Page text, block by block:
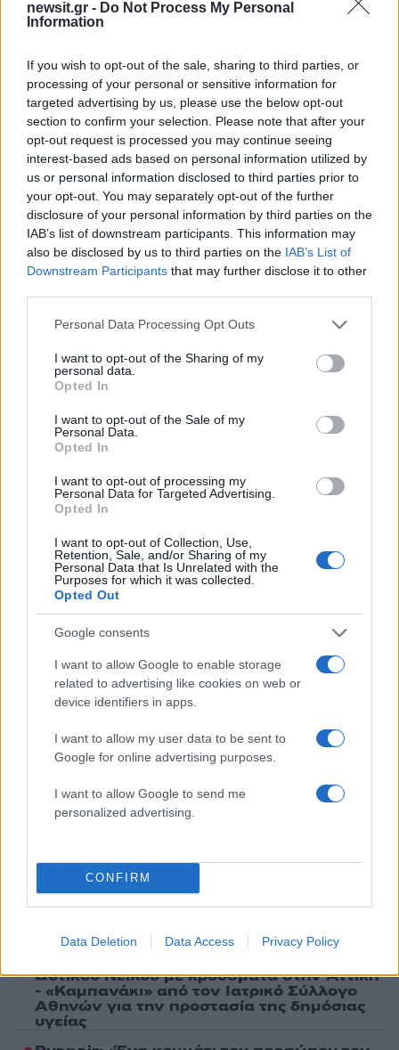
newsit.gr - Do Not Process My Personal
Information
If you wish to opt-out of the sale, sharing to third parties, or
processing of your personal or sensitive information for
targeted advertising by us, please use the below opt-out
section to confirm your selection. Please note that after your
opt-out request is processed you may continue seeing
interest-based ads based on personal information utilized by
us or personal information disclosed to third parties prior to
your opt-out. You may separately opt-out of the further
disclosure of your personal information by third parties on the
IAB’s list of downstream participants. This information may
also be disclosed by us to third parties on the IAB’s List of
Downstream Participants that may further disclose it to other
Please note that this website/app uses one or more Google
not limited to your visit or usage behaviour. You may click to
grant or deny consent to Google and its third-party tags to
use your data for below specified purposes in below Google
consent section.
Personal Data Processing Opt Outs
I want to opt-out of the Sharing of my
personal data.
Opted In
I want to opt-out of the Sale of my
Personal Data.
Opted In
I want to opt-out of processing my
Personal Data for Targeted Advertising.
Opted In
I want to opt-out of Collection, Use,
Retention, Sale, and/or Sharing of my
Personal Data that Is Unrelated with the
Purposes for which it was collected.
Opted Out
Google consents
I want to allow Google to enable storage
related to advertising like cookies on web or
device identifiers in apps.
I want to allow my user data to be sent to
Google for online advertising purposes.
I want to allow Google to send me
personalized advertising.
CONFIRM
Data Deletion Data Access Privacy Policy
Σχόλια
Σχολίασε εδώ
50 /50
Υποβολή σχολίου
Όροι Χρήσης . Το site προστατεύεται από reCAPTCHA, ισχύουν
Αθλητικά
ΟΛΥΜΠΙΑΚΟΣ
ΠΑΝΑΘΗΝΑΙΚΟΣ
Share:
Ακολουθήστε το Νewsit.gr στο
ενημερωθείτε πρώτοι για όλη την ειδησεογραφία και τα
τελευταία νέα
της ημέρας
Αυξημένος ο κίνδυνος
φωτιάς, συναγερμός σε 6
σορός που βρέθηκε
Σοκαριστική υπόθεση στην Κρήτη:
Δεν ήταν μόνο η ταχύτητα που οδήγησε
του οδηγού» λέει πραγματογνώμονας
3Δυτικού Νείλου με κρούσματα στην Αττική
- «Καμπανάκι» από τον Ιατρικό Σύλλογο
Αθηνών για την προστασία της δημόσιας
υγείας